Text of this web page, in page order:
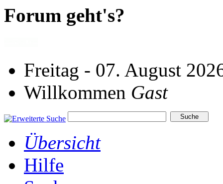
Forum geht's?
Freitag - 07. August
Willkommen Gast
Übersicht
Hilfe